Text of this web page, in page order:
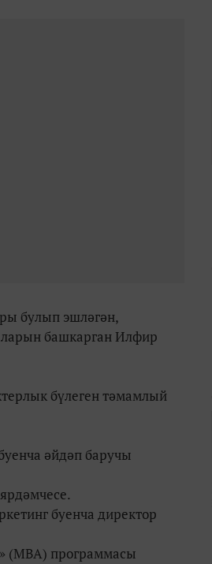
булып эшләгән,
башкарган Илфир
бүлеген тәмамлый
әйдәп баручы
буенча директор
(MBA) программасы